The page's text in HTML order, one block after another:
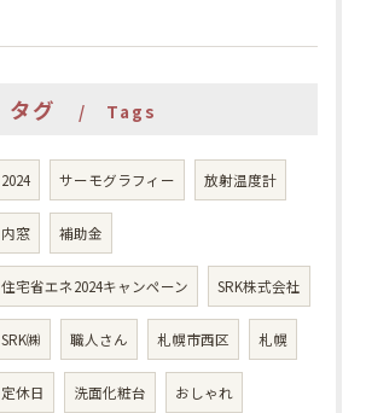
タグ Tags
2024 サーモグラフィー 放射温度計
内窓 補助金
住宅省エネ2024キャンペーン SRK株式会社
SRK㈱ 職人さん 札幌市西区 札幌
定休日 洗面化粧台 おしゃれ